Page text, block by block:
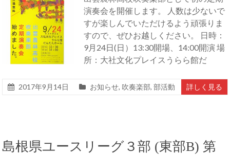
演奏会を開催します。 人数は少ないで
すが楽しんでいただけるよう頑張りま
すので、ぜひお越しください。 日時：
9月24日(日）13:30開場、14:00開演 場
所：大社文化プレイスうらら館だ
2017年9月14日 お知らせ, 吹奏楽部,部活動 詳しく見る
島根県ユースリーグ３部 (東部B) 第